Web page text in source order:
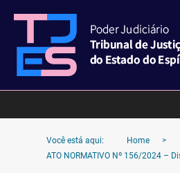
Você está aqui: Home
>
ATO NORMATIVO Nº 156/2024 –